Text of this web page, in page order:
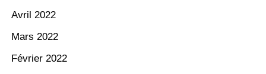
Avril 2022
Mars 2022
Février 2022